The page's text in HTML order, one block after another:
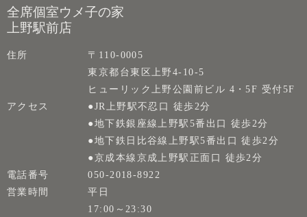
全席個室ウメ子の家
上野駅前店
住所
〒110-0005
東京都台東区上野4-10-5
ヒューリック上野公園前ビル 4・5F 受付5F
アクセス
●JR上野駅不忍口 徒歩2分
●地下鉄銀座線上野駅5番出口 徒歩2分
●地下鉄日比谷線上野駅5番出口 徒歩2分
●京成本線京成上野駅正面口 徒歩2分
電話番号
050-2018-8922
営業時間
平日
17:00～23:30